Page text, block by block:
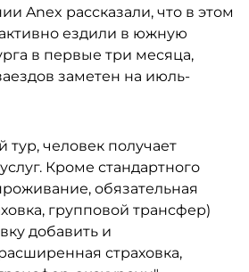
Anex рассказали, что в этом
ездили в южную
в первые три месяца,
заметен на июль-
тур, человек получает
Кроме стандартного
обязательная
групповой трансфер)
добавить и
страховка,